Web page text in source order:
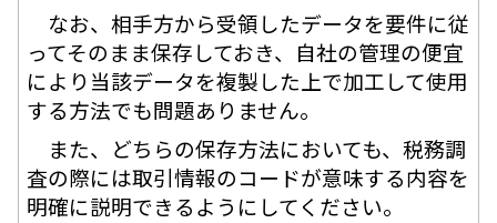
なお、相手方から受領したデータを要件に従
ってそのまま保存しておき、自社の管理の便宜
により当該データを複製した上で加工して使用
する方法でも問題ありません。
また、どちらの保存方法においても、税務調
査の際には取引情報のコードが意味する内容を
明確に説明できるようにしてください。